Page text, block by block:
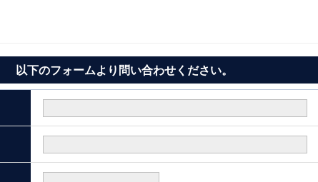
以下のフォームより問い合わせください。